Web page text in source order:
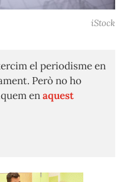
iStock
el periodisme en
Però no ho
enaquest